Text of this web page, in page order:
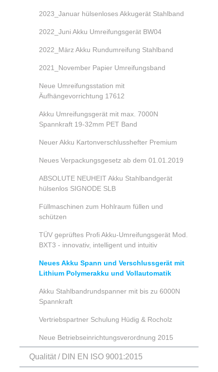
2023_Januar hülsenloses Akkugerät Stahlband
2022_Juni Akku Umreifungsgerät BW04
2022_März Akku Rundumreifung Stahlband
2021_November Papier Umreifungsband
Neue Umreifungsstation mit
Äufhängevorrichtung 17612
Akku Umreifungsgerät mit max. 7000N
Spannkraft 19-32mm PET Band
Neuer Akku Kartonverschlusshefter Premium
Neues Verpackungsgesetz ab dem 01.01.2019
ABSOLUTE NEUHEIT Akku Stahlbandgerät
hülsenlos SIGNODE SLB
Füllmaschinen zum Hohlraum füllen und
schützen
TÜV geprüftes Profi Akku-Umreifungsgerät Mod.
BXT3 - innovativ, intelligent und intuitiv
Neues Akku Spann und Verschlussgerät mit
Lithium Polymerakku und Vollautomatik
Akku Stahlbandrundspanner mit bis zu 6000N
Spannkraft
Vertriebspartner Schulung Hüdig & Rocholz
Neue Betriebseinrichtungsverordnung 2015
Qualität / DIN EN ISO 9001:2015